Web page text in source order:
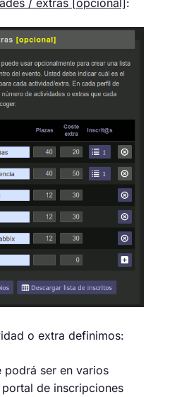
/ extras [opcional]:
o extra definimos:
podrá ser en varios
de inscripciones